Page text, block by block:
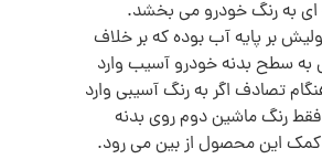
ای به رنگ خودرو می بخشد.
بر پایه آب بوده که بر خلاف
سطح بدنه خودرو آسیب وارد
تصادف اگر به رنگ آسیبی وارد
رنگ ماشین دوم روی بدنه
کمک این محصول از بین می رود.